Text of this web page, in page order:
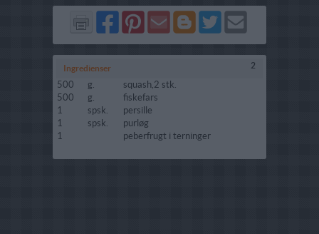
Del
på
Facebook
Del
på
Pinterest
Send
via
GMail
Del
på
Blogger
Del
på
Twitter
Send
Ingredienser 2
500 g.
squash,2 stk.
500
g.
fiskefars
1
spsk.
persille
1
spsk.
purløg
1
peberfrugt i terninger